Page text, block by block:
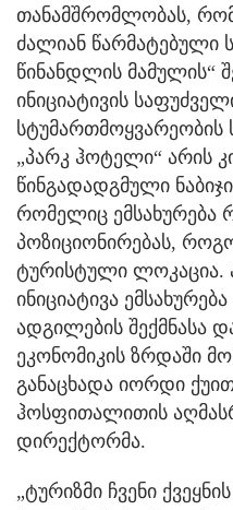
თანამშრომლობას,
ძალიან წარმატებული
წინანდლის მამულის“
ინიციატივის
სტუმართმოყვარეობის
„პარკ ჰოტელი“ არის
წინგადადგმული
რომელიც ემსახურება
პოზიციონირებას,
ტურისტული ლოკაცია.
ინიციატივა
ადგილების შექმნასა
ეკონომიკის ზრდაში
განაცხადა იორდი
ჰოსფითალითის
დირექტორმა.
„ტურიზმი ჩვენი